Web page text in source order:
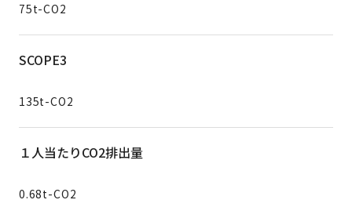
75t-CO2
SCOPE3
135t-CO2
１人当たりCO2排出量
0.68t-CO2